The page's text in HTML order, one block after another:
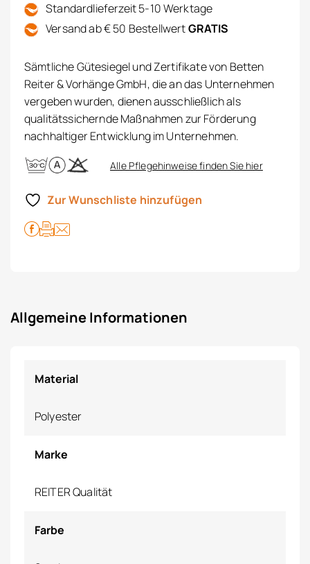
Standardlieferzeit 5-10 Werktage
Versand ab € 50 BestellwertGRATIS
Sämtliche Gütesiegel und Zertifikate von Betten
Reiter & Vorhänge GmbH, die an das Unternehmen
vergeben wurden, dienen ausschließlich als
qualitätssichernde Maßnahmen zur Förderung
nachhaltiger Entwicklung im Unternehmen.
Alle Pflegehinweise finden Sie hier
Zur Wunschliste hinzufügen
Allgemeine Informationen
Material
Polyester
Marke
REITER Qualität
Farbe